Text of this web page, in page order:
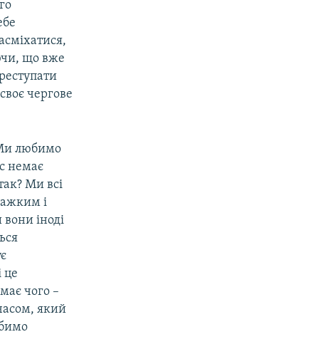
що вже
чергове
Ми любимо
немає
Ми всі
і
іноді
це
чого –
який